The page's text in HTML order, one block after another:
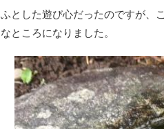
ふとした遊び心だったのですが、
なところになりました。